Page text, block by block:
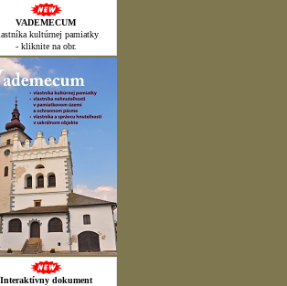
VADEMECUM
kultúrnej pamiatky
- kliknite na obr.
Interaktívny dokument